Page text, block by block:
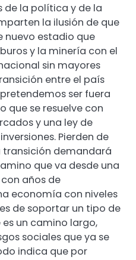
de la política y de la
la ilusión de que
nuevo estadio que
y la minería con el
sin mayores
entre el país
ser fuera
que se resuelve con
y una ley de
Pierden de
transición demandará
que va desde una
años de
economía con niveles
de soportar un tipo de
un camino largo,
sociales que ya se
indica que por